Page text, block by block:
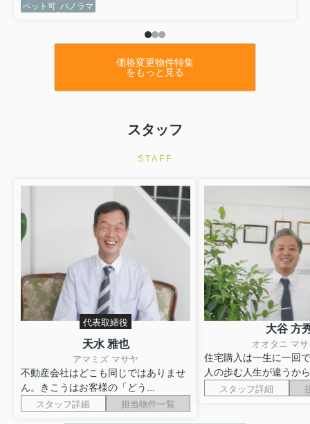
ペット可 パノラマ
価格変更物件特集
をもっと見る
スタッフ
STAFF
代表取締役
天水 雅也
アマミズ マサヤ
不動産会社はどこも同じではありませ
ん。きこうはお客様の「どう...
スタッフ詳細 担当物件一覧
大谷 方
オオタニ マ
住宅購入は一生に一回
人の歩む人生が違うか
スタッフ詳細